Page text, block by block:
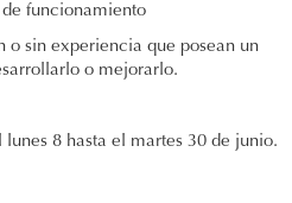
funcionamiento
o sin experiencia que posean un
o mejorarlo.
8 hasta el martes 30 de junio.